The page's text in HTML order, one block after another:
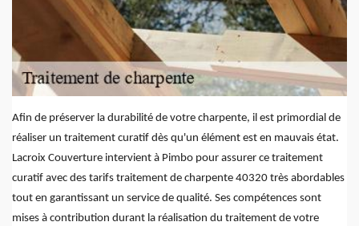
Afin de préserver la durabilité de votre charpente, il est primordial de
réaliser un traitement curatif dès qu'un élément est en mauvais état.
Lacroix Couverture intervient à Pimbo pour assurer ce traitement
curatif avec des tarifs traitement de charpente 40320 très abordables
tout en garantissant un service de qualité. Ses compétences sont
mises à contribution durant la réalisation du traitement de votre